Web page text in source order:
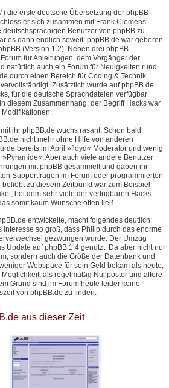
die erste deutsche Übersetzung der phpBB-
er sich zusammen mit Frank Clemens
Benutzer von phpBB zu
es dann endlich soweit: phpBB.de war geboren.
(Version 1.2). Neben drei phpBB-
für Anleitungen, dem Vorgänger der
natürlich auch ein Forum für Neuigkeiten rund
durch einen Bereich für Coding & Technik,
Zusätzlich wurde auf phpBB.de
für die deutsche Sprachdateien verfügbar
diesem Zusammenhang: der Begriff Hacks war
ihr phpBB.de wuchs rasant. Schon bald
nicht mehr ohne Hilfe von anderen
bereits im April »floyd« Moderator und wenig
Aber auch viele andere Benutzer
mit phpBB gesammelt und gaben ihr
Supportfragen im Forum oder programmierten
zu diesem Zeitpunkt war zum Beispiel
bei dem sehr viele der verfügbaren Hacks
somit kaum Wünsche offen ließ.
entwickelte, macht folgendes deutlich:
so groß, dass Philip durch das enorme
gezwungen wurde. Der Umzug
Update auf phpBB 1.4 genutzt. Da aber nicht nur
sondern auch die Größe der Datenbank und
Webspace für sein Geld bekam als heute,
als regelmäßig Nullposter und ältere
Grund sind im Forum heute leider keine
von phpBB.de zu finden.
aus dieser Zeit